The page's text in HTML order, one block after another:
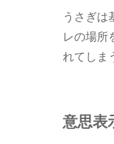
うさぎは
レの場所
れてしま
意思表